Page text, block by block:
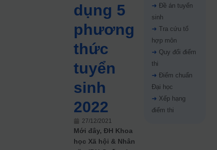
dụng 5
phương
thức
tuyển
sinh
2022
27/12/2021
Mới đây, ĐH Khoa
học Xã hội & Nhân
➜ Đề án tuyển
sinh
➜ Tra cứu tổ
hợp môn
➜ Quy đổi điểm
thi
➜ Điểm chuẩn
Đại học
➜ Xếp hạng
điểm thi